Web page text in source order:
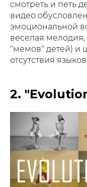
смотреть и петь
видео
эмоциональной
веселая
"мемов" детей) и
отсутствия
2.